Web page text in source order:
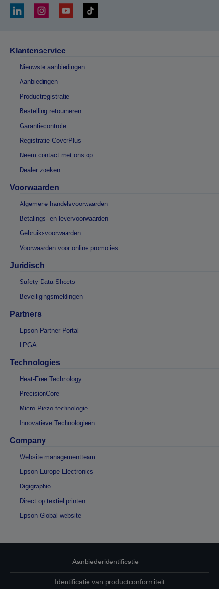
Klantenservice
Nieuwste aanbiedingen
Aanbiedingen
Productregistratie
Bestelling retourneren
Garantiecontrole
Registratie CoverPlus
Neem contact met ons op
Dealer zoeken
Voorwaarden
Algemene handelsvoorwaarden
Betalings- en levervoorwaarden
Gebruiksvoorwaarden
Voorwaarden voor online promoties
Juridisch
Safety Data Sheets
Beveiligingsmeldingen
Partners
Epson Partner Portal
LPGA
Technologies
Heat-Free Technology
PrecisionCore
Micro Piezo-technologie
Innovatieve Technologieën
Company
Website managementteam
Epson Europe Electronics
Digigraphie
Direct op textiel printen
Epson Global website
Aanbiederidentificatie
Identificatie van productconformiteit